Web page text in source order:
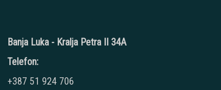
Banja Luka - Kralja Petra II 34A
Telefon:
+387 51 924 706